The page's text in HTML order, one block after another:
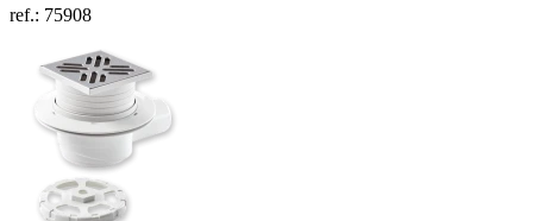
ref.: 75908